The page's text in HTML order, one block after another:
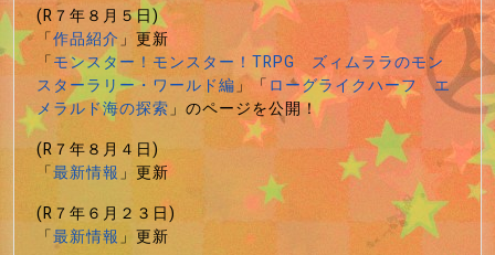
(R７年８月５日)
「作品紹介」更新
「モンスター！モンスター！TRPG ズィムララのモン
スターラリー・ワールド編」「ローグライクハーフ エ
メラルド海の探索」のページを公開！
(R７年８月４日)
「最新情報」更新
(R７年６月２３日)
「最新情報」更新